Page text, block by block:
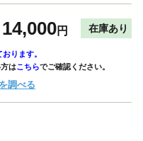
14,000円 在庫あり
ります。
はこちらでご確認ください。
調べる